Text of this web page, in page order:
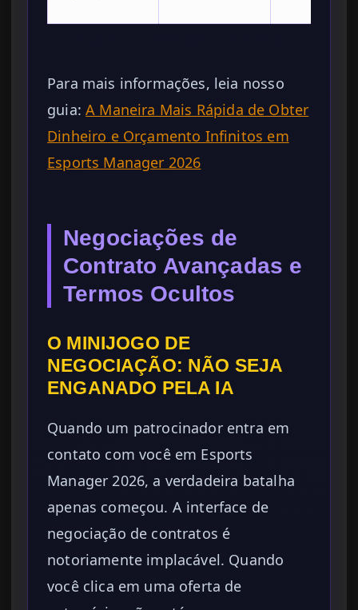
Para mais informações, leia nosso
guia:A Maneira Mais Rápida de Obter
Dinheiro e Orçamento Infinitos em
Esports Manager 2026
Negociações de
Contrato Avançadas e
Termos Ocultos
O MINIJOGO DE
NEGOCIAÇÃO: NÃO SEJA
ENGANADO PELA IA
Quando um patrocinador entra em
contato com você em Esports
Manager 2026, a verdadeira batalha
apenas começou. A interface de
negociação de contratos é
notoriamente implacável. Quando
você clica em uma oferta de